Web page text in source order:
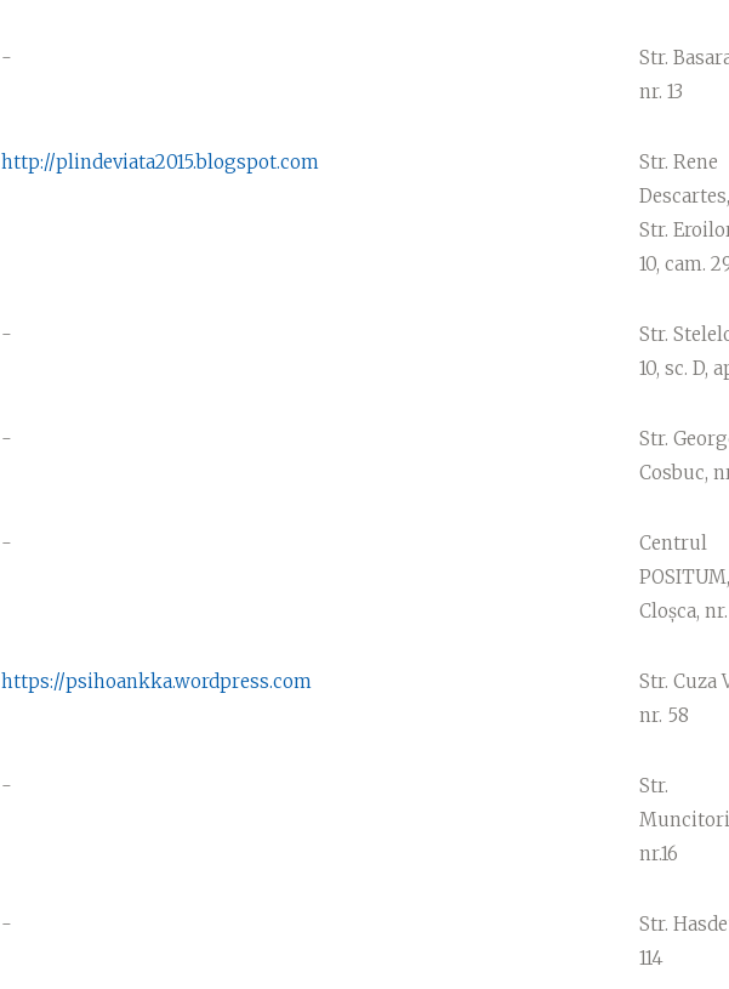
-
Str.
nr. 13
http://plindeviata2015.blogspot.com
Str. Rene
Str.
10, cam.
-
Str.
10, sc. D,
-
Str.
Cosbuc,
-
Centrul
Cloșca,
https://psihoankka.wordpress.com
Str. Cuza
nr. 58
-
Str.
nr.16
-
Str.
114